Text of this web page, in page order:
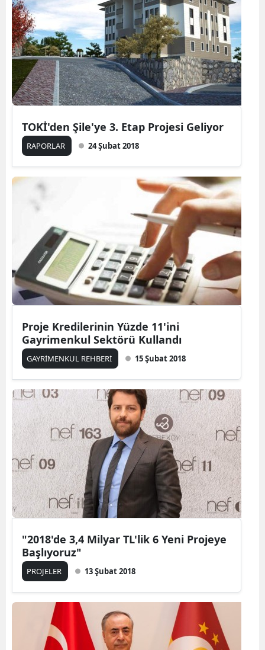
TOKİ'den Şile'ye 3. Etap Projesi Geliyor
RAPORLAR 24 Şubat 2018
Proje Kredilerinin Yüzde 11'ini
Gayrimenkul Sektörü Kullandı
GAYRİMENKUL REHBERİ 15 Şubat 2018
"2018'de 3,4 Milyar TL'lik 6 Yeni Projeye
Başlıyoruz"
PROJELER 13 Şubat 2018